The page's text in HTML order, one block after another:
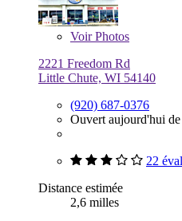
VoirPhotos
2221 Freedom Rd
Little Chute, WI 54140
(920) 687-0376
Ouvert aujourd'hui
22
Distance estimée
2,6 milles